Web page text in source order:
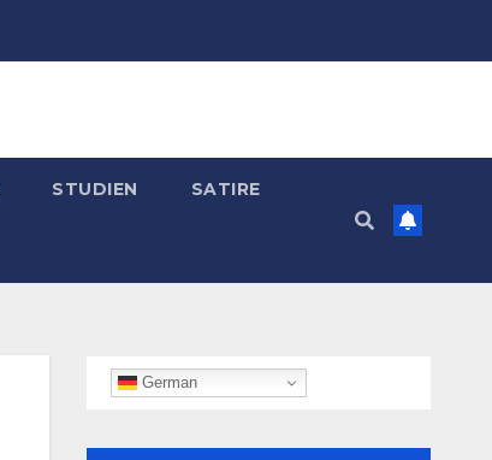
STUDIEN SATIRE
German